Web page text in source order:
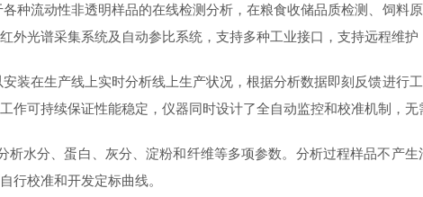
流动性非透明样品的在线检测分析，在粮食收储品质检测、饲料
外光谱采集系统及自动参比系统，支持多种工业接口，支持远程维护
在生产线上实时分析线上生产状况，根据分析数据即刻反馈进行
作可持续保证性能稳定，仪器同时设计了全自动监控和校准机制，
分、蛋白、灰分、淀粉和纤维等多项参数。分析过程样品不产
行校准和开发定标曲线。